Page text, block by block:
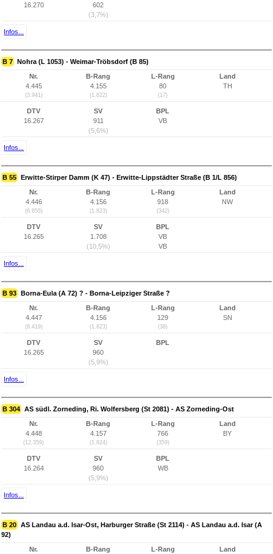
16.270
602
(3,7%)
Infos...
B 7 Nohra (L 1053) - Weimar-Tröbsdorf (B 85)
Nr.
4.445
(3.941)
B-Rang
4.155
(1.822)
L-Rang
80
(17)
Land
TH
DTV
16.267
SV
911
(5,6%)
BPL
VB
Infos...
B 55 Erwitte-Stirper Damm (K 47) - Erwitte-Lippstädter Straße (B 1/L 856)
Nr.
4.446
(6.855)
B-Rang
4.156
(1.823)
L-Rang
918
(342)
Land
NW
DTV
16.265
SV
1.708
(10,5%)
BPL
VB
VB
Infos...
B 93 Borna-Eula (A 72) ? - Borna-Leipziger Straße ?
Nr.
4.447
(8.419)
B-Rang
4.156
(1.823)
L-Rang
129
(38)
Land
SN
DTV
16.265
SV
960
(5,9%)
BPL
Infos...
B 304 AS südl. Zorneding, Ri. Wolfersberg (St 2081) - AS Zorneding-Ost
Nr.
4.448
(12.359)
B-Rang
4.157
(1.824)
L-Rang
766
(359)
Land
BY
DTV
16.264
SV
960
(5,9%)
BPL
WB
Infos...
B 20 AS Landau a.d. Isar-Ost, Harburger Straße (St 2114) - AS Landau a.d. Isar (A
92)
Nr.
B-Rang
L-Rang
Land